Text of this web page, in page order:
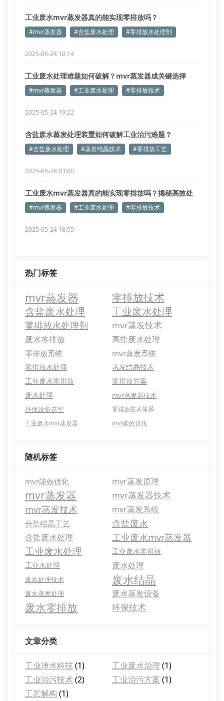
工业废水mvr蒸发器真的能实现零排放吗？
#mvr蒸发器 #含盐废水处理 #零排放水处理剂
2025-05-24 10:14
工业废水处理难题如何破解？mvr蒸发器成关键选择
#mvr蒸发器 #工业废水处理 #零排放技术
2025-05-24 19:22
含盐废水蒸发处理装置如何破解工业治污难题？
#含盐废水处理 #蒸发结晶技术 #零排放工艺
2025-05-28 03:00
工业废水mvr蒸发器真的能实现零排放吗？揭秘高效处
理方案
#mvr蒸发器 #工业废水处理 #零排放技术
2025-05-24 18:55
热门标签
mvr蒸发器
零排放技术
含盐废水处理
工业废水处理
零排放水处理剂 mvr蒸发技术
废水零排放 高盐废水处理
零排放系统 mvr蒸发系统
零排放水处理
蒸发结晶技术
工业废水零排放
零排放方案
废水处理
mvr蒸发器技术
环保设备选型
零排放技术体系
工业废水mvr蒸发器
mvr能效优化
随机标签
mvr能效优化 mvr蒸发原理
mvr蒸发器 mvr蒸发器技术
mvr蒸发技术 mvr蒸发系统
分盐结晶工艺 含盐废水
含盐废水处理 工业废水mvr蒸发器
工业废水处理
工业废水零排放
工业水处理
废水处理
废水处理技术 废水结晶
废水蒸发处理 废水蒸发设备
废水零排放 环保技术
文章分类
工业净水科技 (1) 工业废水治理 (1)
工业治污技术(2) 工业治污方案 (1)
工艺解构 (1)